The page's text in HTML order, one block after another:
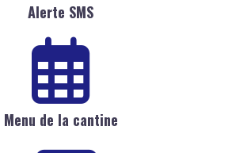
Alerte SMS
Menu de la cantine